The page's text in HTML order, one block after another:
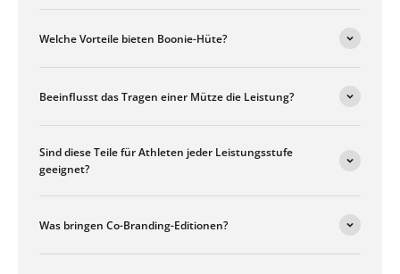
Welche Vorteile bieten Boonie-Hüte?
Beeinflusst das Tragen einer Mütze die Leistung?
Sind diese Teile für Athleten jeder Leistungsstufe
geeignet?
Was bringen Co-Branding-Editionen?